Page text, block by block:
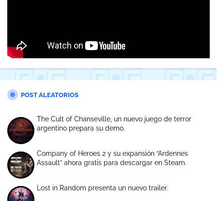
POST ALEATORIOS
The Cult of Chanseville, un nuevo juego de terror
argentino prepara su demo.
Company of Heroes 2 y su expansión “Ardennes
Assault” ahora gratis para descargar en Steam.
Lost in Random presenta un nuevo trailer.